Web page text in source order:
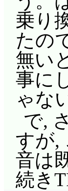
乗り
たの
無い
事に
ゃな
で,
すが,
音は
続き